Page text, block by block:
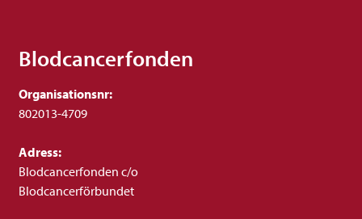
Blodcancerfonden
Organisationsnr:
802013-4709
Adress:
Blodcancerfonden c/o
Blodcancerförbundet